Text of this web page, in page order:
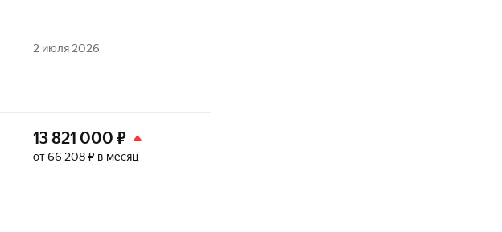
2 июля 2026
13 821 000 ₽
от 66 208 ₽ в месяц